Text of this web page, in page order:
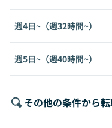
週4日~（週32時間~）
週5日~（週40時間~）
その他の条件から